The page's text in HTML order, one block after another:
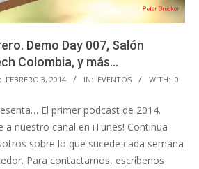
Demo Day 007, Salón
Colombia, y más…
FEBRERO 3, 2014 IN: EVENTOS WITH: 0
El primer podcast de 2014.
a nuestro canal en iTunes! Continua
sobre lo que sucede cada semana
Para contactarnos, escríbenos